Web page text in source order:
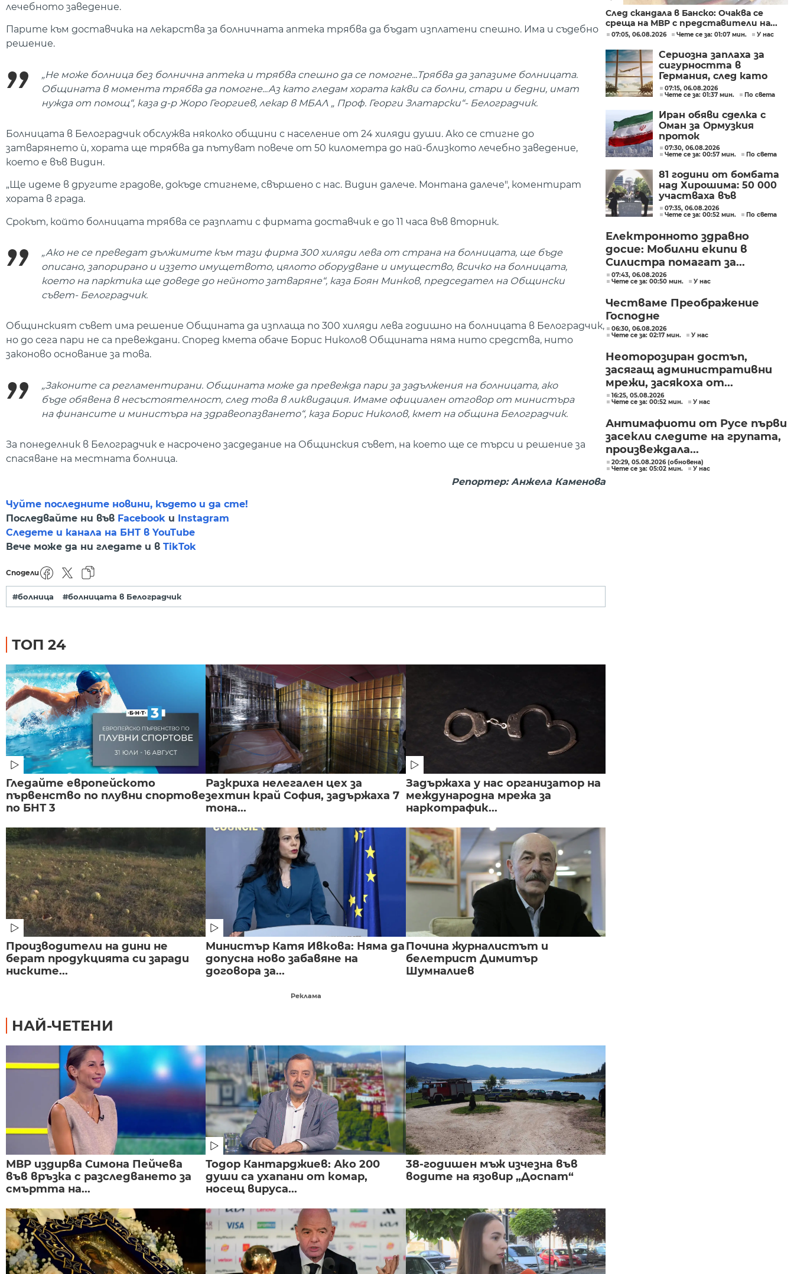
лечебното заведение.
Парите към доставчика на лекарства за болничната аптека трябва да бъдат изплатени спешно. Има и съдебно
решение.
„Не може болница без болнична аптека и трябва спешно да се помогне...Трябва да запазиме болницата.
Общината в момента трябва да помогне...Аз като гледам хората какви са болни, стари и бедни, имат
нужда от помощ“, каза д-р Жоро Георгиев, лекар в МБАЛ „ Проф. Георги Златарски“- Белоградчик.
Болницата в Белоградчик обслужва няколко общини с население от 24 хиляди души. Ако се стигне до
затварянето ѝ, хората ще трябва да пътуват повече от 50 километра до най-близкото лечебно заведение,
което е във Видин.
„Ще идеме в другите градове, докъде стигнеме, свършено с нас. Видин далече. Монтана далече", коментират
хората в града.
Срокът, който болницата трябва се разплати с фирмата доставчик е до 11 часа във вторник.
„Ако не се преведат дължимите към тази фирма 300 хиляди лева от страна на болницата, ще бъде
описано, запорирано и иззето имущетвото, цялото оборудване и имущество, всичко на болницата,
което на парктика ще доведе до нейното затваряне“, каза Боян Минков, председател на Общински
съвет- Белоградчик.
Общинският съвет има решение Общината да изплаща по 300 хиляди лева годишно на болницата в Белоградчик,
но до сега пари не са превеждани. Според кмета обаче Борис Николов Общината няма нито средства, нито
законово основание за това.
„Законите са регламентирани. Общината може да превежда пари за задължения на болницата, ако
бъде обявена в несъстоятелност, след това в ликвидация. Имаме официален отговор от министъра
на финансите и министъра на здравеопазването“, каза Борис Николов, кмет на община Белоградчик.
За понеделник в Белоградчик е насрочено засдедание на Общинския съвет, на което ще се търси и решение за
спасяване на местната болница.
Репортер: Анжела Каменова
Чуйте последните новини, където и да сте!
Последвайте ни във Facebook и Instagram
Следете и канала на БНТ в YouTube
Вече може да ни гледате и в TikTok
Сподели
#болница #болницата в Белоградчик
ТОП 24
Гледайте европейското
първенство по плувни спортове
по БНТ 3
Разкриха нелегален цех за
зехтин край София, задържаха 7
тона...
Задържаха у нас организатор на
международна мрежа за
наркотрафик...
Производители на дини не
берат продукцията си заради
ниските...
Министър Катя Ивкова: Няма да
допусна ново забавяне на
договора за...
Почина журналистът и
белетрист Димитър
Шумналиев
Реклама
НАЙ-ЧЕТЕНИ
МВР издирва Симона Пейчева
във връзка с разследването за
смъртта на...
Тодор Кантарджиев: Ако 200
души са ухапани от комар,
носещ вируса...
38-годишен мъж изчезна във
водите на язовир „Доспат“
След скандала в Банско: Очаква се
среща на МВР с представители на...
07:05, 06.08.2026 Чете се за: 01:07 мин. У нас
Сериозна заплаха за
сигурността в
Германия, след като
дрон беше намерен на
летището в Лайпциг
07:15, 06.08.2026
Чете се за: 01:37 мин.
По света
Иран обяви сделка с
Оман за Ормузкия
проток
07:30, 06.08.2026
Чете се за: 00:57 мин.
По света
81 години от бомбата
над Хирошима: 50 000
участваха във
възпоменателните
церемонии
07:35, 06.08.2026
Чете се за: 00:52 мин.
По света
Електронното здравно
досие: Мобилни екипи в
Силистра помагат за...
07:43, 06.08.2026
Чете се за: 00:50 мин.
У нас
Честваме Преображение
Господне
06:30, 06.08.2026
Чете се за: 02:17 мин.
У нас
Неоторозиран достъп,
засягащ административни
мрежи, засякоха от...
16:25, 05.08.2026
Чете се за: 00:52 мин.
У нас
Антимафиоти от Русе първи
засекли следите на групата,
произвеждала...
20:29, 05.08.2026 (обновена)
Чете се за: 05:02 мин.
У нас